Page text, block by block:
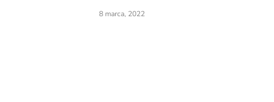
8 marca, 2022